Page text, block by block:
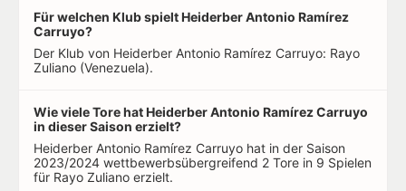
Für welchen Klub spielt Heiderber Antonio Ramírez
Carruyo?
Der Klub von Heiderber Antonio Ramírez Carruyo: Rayo
Zuliano (Venezuela).
Wie viele Tore hat Heiderber Antonio Ramírez Carruyo
in dieser Saison erzielt?
Heiderber Antonio Ramírez Carruyo hat in der Saison
2023/2024 wettbewerbsübergreifend 2 Tore in 9 Spielen
für Rayo Zuliano erzielt.